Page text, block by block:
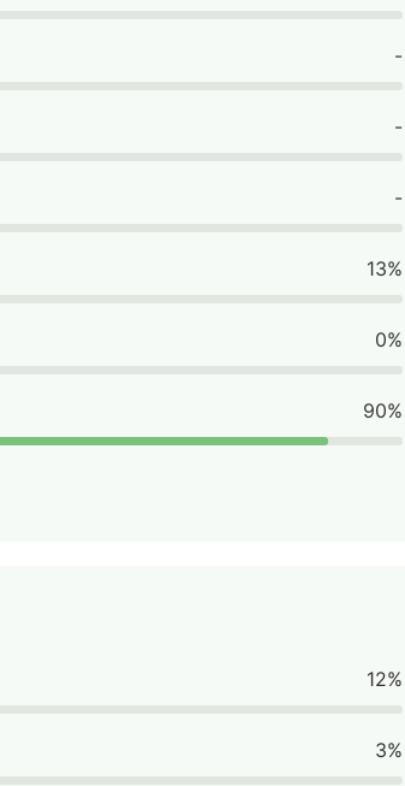
-
-
-
13%
0%
90%
12%
3%